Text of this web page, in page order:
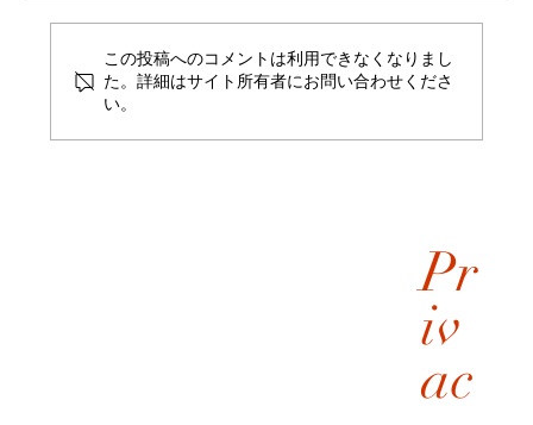
「 コーリンベルト 」って和装なのにカタ
この投稿へのコメントは利用できなくなりまし
た。詳細はサイト所有者にお問い合わせくださ
い。
Pr
iv
ac